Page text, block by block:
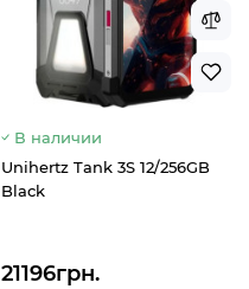
В наличии
Unihertz Tank 3S 12/256GB
Black
21196грн.